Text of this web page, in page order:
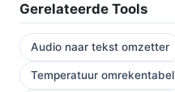
Gerelateerde Tools
Audio naar tekst omzetter
Temperatuur omrekentabel